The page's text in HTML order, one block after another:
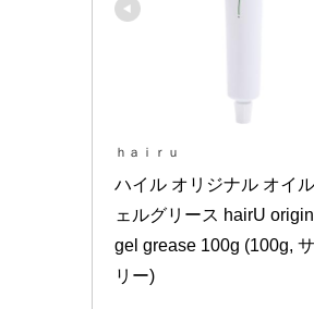
ｈａｉｒｕ
ハイル オリジナル オイ
ェルグリース hairU
gel grease 100g (100g,
リー)